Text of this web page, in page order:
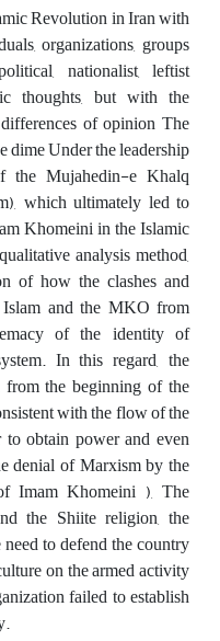
Revolution in Iran with
organizations, groups
nationalist, leftist
thoughts, but with the
of opinion The
dime Under the leadership
Mujahedin-e Khalq
which ultimately led to
Khomeini in the Islamic
analysis method,
of how the clashes and
and the MKO from
of the identity of
In this regard, the
the beginning of the
with the flow of the
obtain power and even
denial of Marxism by the
Imam Khomeini ), The
the Shiite religion, the
to defend the country
on the armed activity
failed to establish